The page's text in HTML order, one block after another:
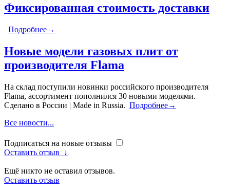
Фиксированная стоимость доставки
Подробнее→
Новые модели газовых плит от
производителя Flama
На склад поступили новинки российского производителя
Flama, ассортимент пополнился 30 новыми моделями.
Сделано в России | Made in Russia. Подробнее→
Все новости...
Подписаться на новые отзывы
Оставить отзыв
↓
Ещё никто не оставил отзывов.
Оставить отзыв